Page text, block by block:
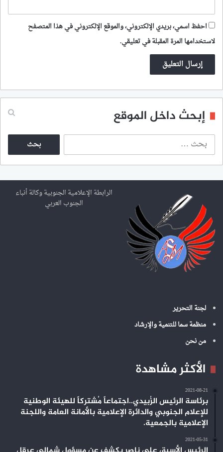
احفظ اسمي، بريدي الإلكتروني، والموقع الإلكتروني في هذا المتصفح
لاستخدامها المرة المقبلة في تعليقي.
إبحث داخل الموقع
ث
ع
ن
الرابطة الإعلامية الجنوبية وكالة أنباء
الجنوب العربي
لجنة التحرير
منظمة سما للتنمية والإرشاد
من نحن
الأكثر مشاهدة
2021-08-21
برئاسة الرئيس الزُبيدي..اجتماعاً مُشتركاً للهيئة الوطنية
للإعلام الجنوبي والدائرة الإعلامية بالأمانة العامة واللجنة
الإعلامية بالجمعية.
2021-05-31